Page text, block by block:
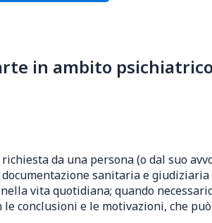
in ambito
da una persona (o dal suo
sanitaria e
vita quotidiana; quando
conclusioni e le motivazioni, che